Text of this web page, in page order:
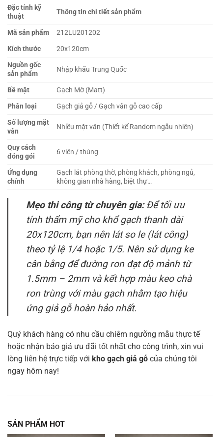
Đặc tính kỹ
thuật
Thông tin chi tiết sản phẩm
Mã sản phẩm
212LU201202
Kích thước
20x120cm
Nguồn gốc
sản phẩm
Nhập khẩu Trung Quốc
Bề mặt
Gạch Mờ (Matt)
Phân loại
Gạch giả gỗ / Gạch vân gỗ cao cấp
Số lượng mặt
vân
Nhiều mặt vân (Thiết kế Random ngẫu nhiên)
Quy cách
đóng gói
6 viên / thùng
Ứng dụng
chính
Gạch lát phòng thờ, phòng khách, phòng ngủ,
không gian nhà hàng, biệt thự…
Mẹo thi công từ chuyên gia:Để tối ưu
tính thẩm mỹ cho khổ gạch thanh dài
20x120cm, bạn nên lát so le (lát công)
theo tỷ lệ 1/4 hoặc 1/5. Nên sử dụng ke
cân bằng để đường ron đạt độ mảnh từ
1.5mm– 2mmvà kết hợp màu keo chà
ron trùng với màu gạch nhằm tạo hiệu
ứng giả gỗ hoàn hảo nhất.
Quý khách hàng có nhu cầu chiêm ngưỡng mẫu thực tế
hoặc nhận báo giá ưu đãi tốt nhất cho công trình, xin vui
lòng liên hệ trực tiếp với kho gạch giả gỗ của chúng tôi
ngay hôm nay!
SẢN PHẨM HOT